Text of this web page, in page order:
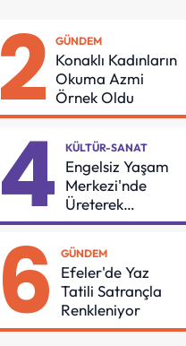
2 GÜNDEM
Konaklı Kadınların
Okuma Azmi
Örnek Oldu
4 KÜLTÜR-SANAT
Engelsiz Yaşam
Merkezi'nde
Üreterek
Güçleniyorlar
6 GÜNDEM
Efeler'de Yaz
Tatili Satrançla
Renkleniyor